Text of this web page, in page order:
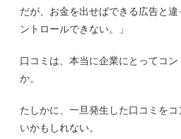
だが、お金を出せばできる広告と
ントロールできない。」
口コミは、本当に企業にとってコ
か。
たしかに、一旦発生した口コミを
いかもしれない。